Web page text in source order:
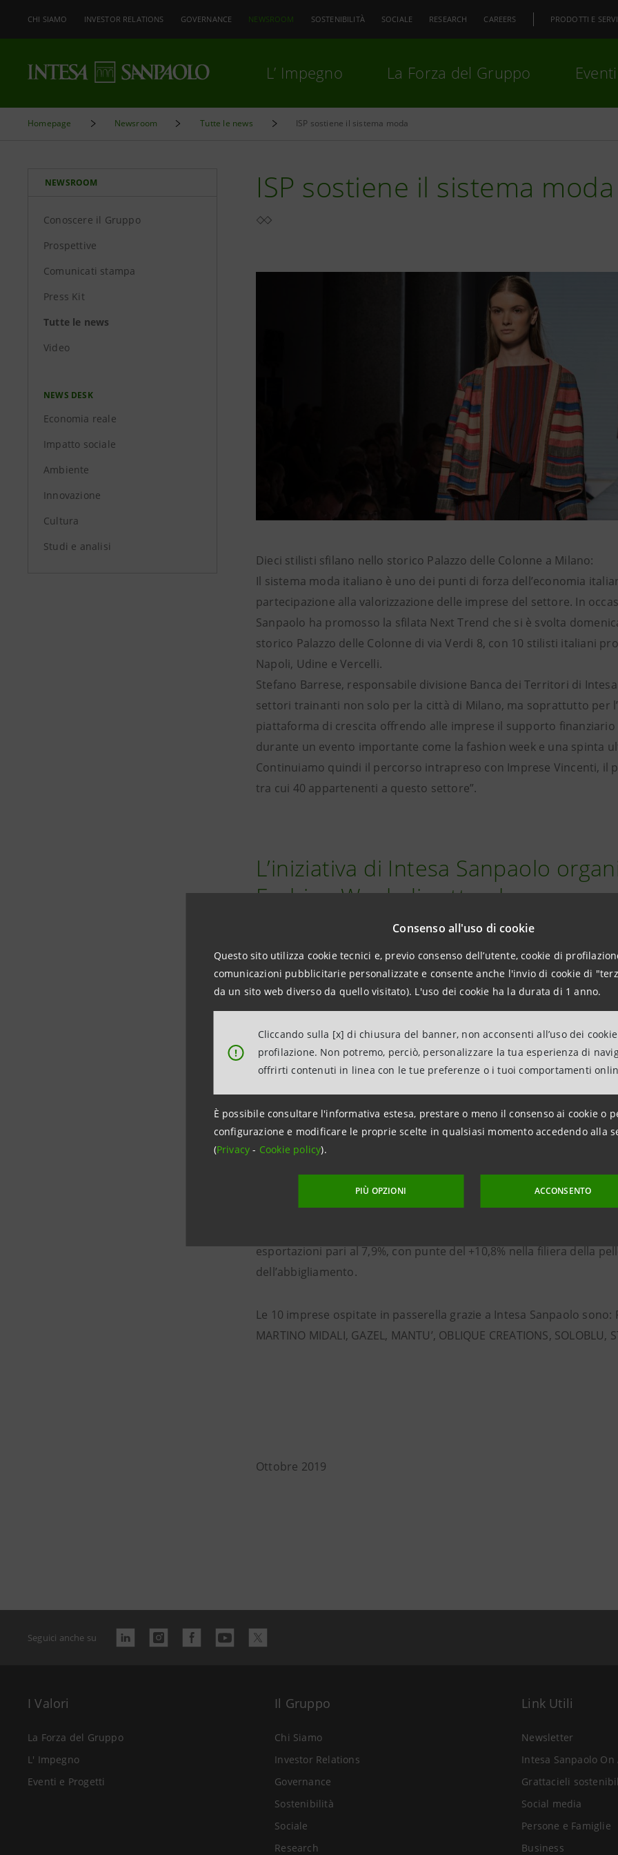
Consenso all'uso di cookie
Questo sito utilizza cookie tecnici e, previo consenso dell’utente, cookie di
comunicazioni pubblicitarie personalizzate e consente anche l'invio di cookie di
da un sito web diverso da quello visitato). L'uso dei cookie ha la durata di 1 anno.
!
Cliccando sulla [x] di chiusura del banner, non acconsenti all’uso dei
profilazione. Non potremo, perciò, personalizzare la tua esperienza di
offrirti contenuti in linea con le tue preferenze o i tuoi comportamenti
È possibile consultare l'informativa estesa, prestare o meno il consenso ai cookie o
configurazione e modificare le proprie scelte in qualsiasi momento accedendo alla
(Privacy- Cookie policy).
PIÙ OPZIONI ACCONSENTO
CHI SIAMO INVESTOR RELATIONS GOVERNANCE NEWSROOM SOSTENIBILITÀ SOCIALE RESEARCH CAREERS PRODOTTI E
L’ Impegno La Forza del Gruppo
Homepage Newsroom Tutte le news ISP sostiene il sistema moda
NEWSROOM
Conoscere il Gruppo
Prospettive
Comunicati stampa
Press Kit
Tutte le news
Video
NEWS DESK
Economia reale
Impatto sociale
Ambiente
Innovazione
Cultura
Studi e analisi
ISP sostiene il sistema moda
Dieci stilisti sfilano nello storico Palazzo delle Colonne a Milano:
Il sistema moda italiano è uno dei punti di forza dell’economia
partecipazione alla valorizzazione delle imprese del settore. In
Sanpaolo ha promosso la sfilata Next Trend che si è svolta
storico Palazzo delle Colonne di via Verdi 8, con 10 stilisti italiani
Napoli, Udine e Vercelli.
Stefano Barrese, responsabile divisione Banca dei Territori di
settori trainanti non solo per la città di Milano, ma soprattutto per
piattaforma di crescita offrendo alle imprese il supporto
durante un evento importante come la fashion week e una spinta
Continuiamo quindi il percorso intrapreso con Imprese Vincenti, il
tra cui 40 appartenenti a questo settore”.
L’iniziativa di Intesa Sanpaolo
Fashion Week di settembre
Secondo uno studio realizzato dalla Direzione Studi e Ricerche di
che comprende tessile, abbigliamento, calzature e pelletteria è un
miliardi di euro di valore aggiunto generato, rappresenta il 10,6%
ovvero il 13% degli addetti occupati complessivamente nella
nazionale. La moda Made in Italy, infatti, mantiene il suo primato
di valore aggiunto. Poco meno del 40% del valore aggiunto
associabile all’Italia, una quota pari a tre volte quella tedesca,
francese. L’analisi prosegue evidenziando come i fondamentali di
pur in uno scenario più complesso. Nei primi sette mesi del 2019
correnti del 3% rispetto al corrispondente periodo dell’anno
(+8,1% tendenziale). Segnali di tenuta sono poi venuti dalle
a monte del tessile hanno accusato un lieve calo (-1%). Ancora
hanno conseguito ottime performance sui mercati esteri, dove
esportazioni pari al 7,9%, con punte del +10,8% nella filiera della
dell’abbigliamento.
Le 10 imprese ospitate in passerella grazie a Intesa Sanpaolo sono:
MARTINO MIDALI, GAZEL, MANTU’, OBLIQUE CREATIONS, SOLOBLU,
Ottobre 2019
Seguici anche su
I Valori
La Forza del Gruppo
L' Impegno
Eventi e Progetti
Il Gruppo
Chi Siamo
Investor Relations
Governance
Sostenibilità
Sociale
Research
Link Utili
Newsletter
Intesa Sanpaolo On
Grattacieli
Social media
Persone e Famiglie
Business